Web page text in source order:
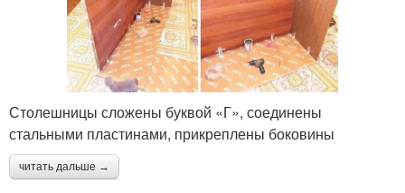
Столешницы сложены буквой «Г», соединены
стальными пластинами, прикреплены боковины
читать дальше →